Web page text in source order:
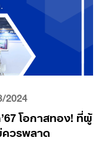
2024
โอกาสทอง! ที่ผู้
วรพลาด